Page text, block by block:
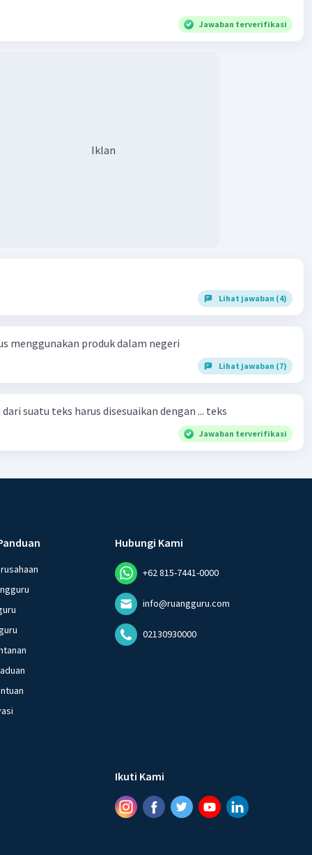
Hemat biaya!
Jawaban terverifikasi
Iklan
Lihat jawaban (4)
menggunakan produk dalam negeri
Lihat jawaban (7)
suatu teks harus disesuaikan dengan ... teks
Jawaban terverifikasi
Hubungi Kami
+62 815-7441-0000
info@ruangguru.com
02130930000
Ikuti Kami